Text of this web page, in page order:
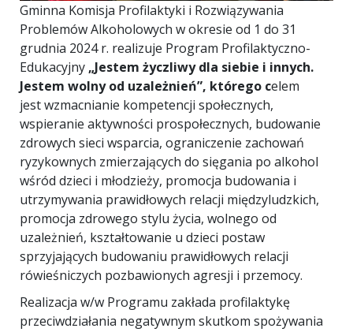
Gminna Komisja Profilaktyki i Rozwiązywania
Problemów Alkoholowych w okresie od 1 do 31
grudnia 2024 r. realizuje Program Profilaktyczno-
Edukacyjny „Jestem życzliwy dla siebie i innych.
Jestem wolny od uzależnień”, którego celem
jestwzmacnianie kompetencji społecznych,
wspieranie aktywności prospołecznych, budowanie
zdrowych sieci wsparcia, ograniczenie zachowań
ryzykownych zmierzających do sięgania po alkohol
wśród dzieci i młodzieży, promocja budowania i
utrzymywania prawidłowych relacji międzyludzkich,
promocja zdrowego stylu życia, wolnego od
uzależnień, kształtowanie u dzieci postaw
sprzyjających budowaniu prawidłowych relacji
rówieśniczych pozbawionych agresji i przemocy.
Realizacja w/w Programu zakłada profilaktykę
przeciwdziałania negatywnym skutkom spożywania